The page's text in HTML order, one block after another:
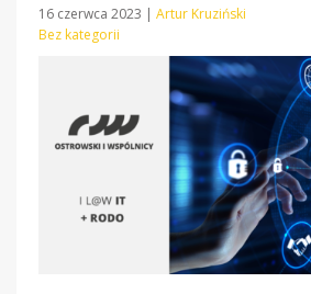
16 czerwca 2023 | Artur Kruziński
Bez kategorii